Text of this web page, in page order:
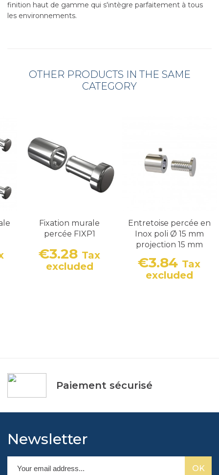
finition haut de gamme qui s'intègre parfaitement à tous
les environnements.
OTHER PRODUCTS IN THE SAME
CATEGORY
Fixation murale
percée FIXP1
Price
€3.28 Tax
excluded
Entretoise percée en
Inox poli Ø 15 mm
projection 15 mm
Price
€3.84 Tax
excluded
Paiement sécurisé
Newsletter